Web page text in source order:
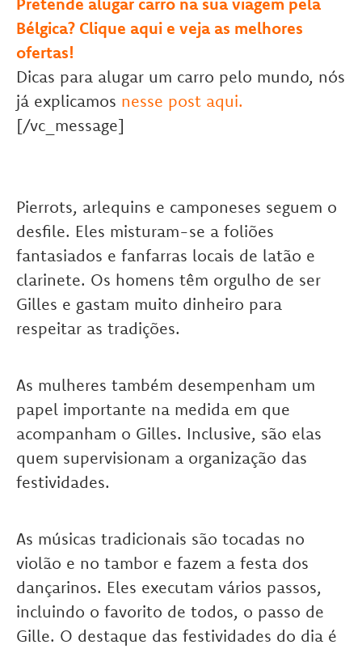
Bélgica? Clique aqui e veja as melhores
ofertas!
Dicas para alugar um carro pelo mundo, nós
já explicamos nesse post aqui.
[/vc_message]
Pierrots, arlequins e camponeses seguem o
desfile. Eles misturam-se a foliões
fantasiados e fanfarras locais de latão e
clarinete. Os homens têm orgulho de ser
Gilles e gastam muito dinheiro para
respeitar as tradições.
As mulheres também desempenham um
papel importante na medida em que
acompanham o Gilles. Inclusive, são elas
quem supervisionam a organização das
festividades.
As músicas tradicionais são tocadas no
violão e no tambor e fazem a festa dos
dançarinos. Eles executam vários passos,
incluindo o favorito de todos, o passo de
Gille. O destaque das festividades do dia é